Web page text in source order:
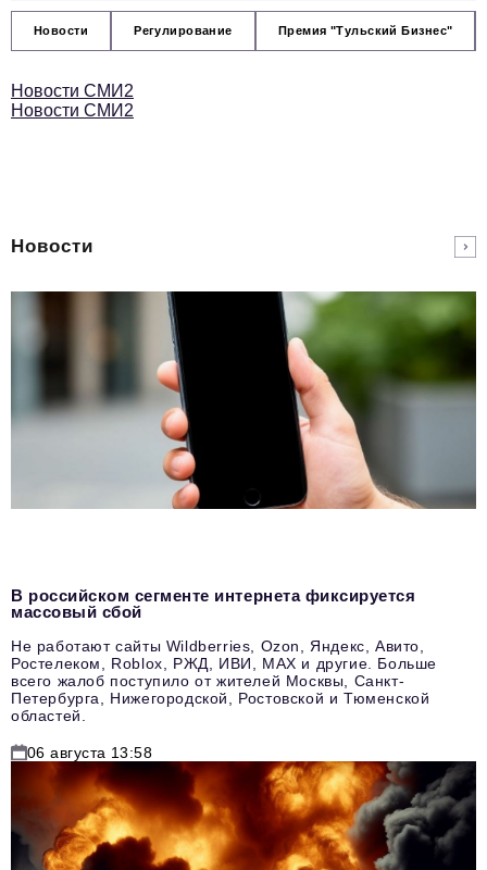
Новости Регулирование Премия "Тульский Бизнес"
Новости СМИ2
Новости СМИ2
Новости
В российском сегменте интернета фиксируется
массовый сбой
Не работают сайты Wildberries, Ozon, Яндекс, Авито,
Ростелеком, Roblox, РЖД, ИВИ, MAX и другие. Больше
всего жалоб поступило от жителей Москвы, Санкт-
Петербурга, Нижегородской, Ростовской и Тюменской
областей.
06 августа 13:58